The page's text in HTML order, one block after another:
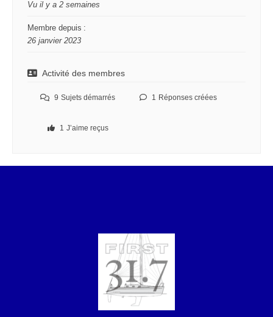
Vu il y a 2 semaines
Membre depuis :
26 janvier 2023
Activité des membres
9 Sujets démarrés 1 Réponses créées
1 J’aime reçus